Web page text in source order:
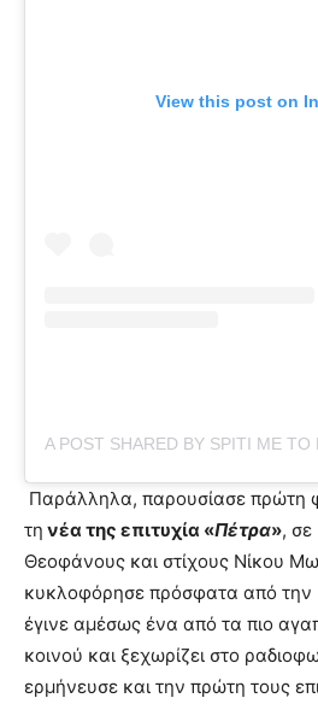
View this post on
Παράλληλα, παρουσίασε πρώτη
τη νέα της επιτυχία «Πέτρα», σε
Θεοφάνους και στίχους Νίκου
κυκλοφόρησε πρόσφατα από την
έγινε αμέσως ένα από τα πιο
κοινού και ξεχωρίζει στο
ερμήνευσε και την πρώτη τους